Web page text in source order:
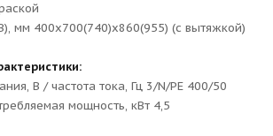
мм 400х700(740)х860(955) (с вытяжкой)
В / частота тока, Гц 3/N/PE 400/50
мощность, кВт 4,5